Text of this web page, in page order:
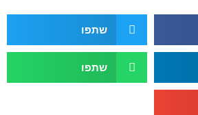
שתפו
שתפו